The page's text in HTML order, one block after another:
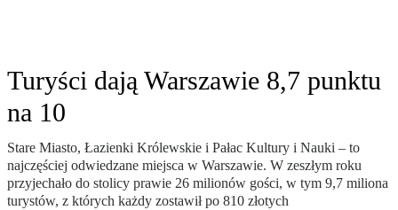
Turyści dają Warszawie 8,7 punktu
na 10
Stare Miasto, Łazienki Królewskie i Pałac Kultury i Nauki – to
najczęściej odwiedzane miejsca w Warszawie. W zeszłym roku
przyjechało do stolicy prawie 26 milionów gości, w tym 9,7 miliona
turystów, z których każdy zostawił po 810 złotych